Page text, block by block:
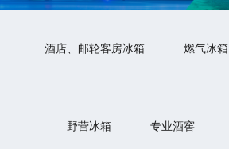
酒店、邮轮客房冰箱 燃气冰箱
野营冰箱 专业酒窖